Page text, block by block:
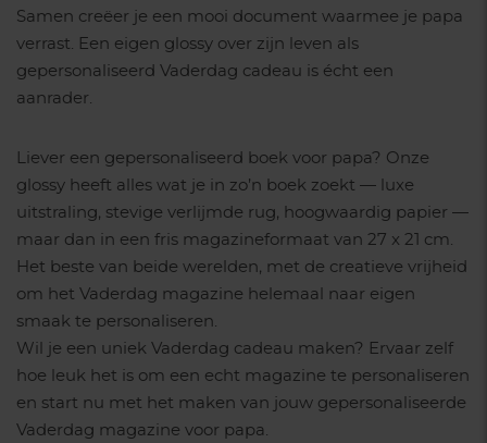
Samen creëer je een mooi document waarmee je papa
verrast. Een eigen glossy over zijn leven als
gepersonaliseerd Vaderdag cadeau is écht een
aanrader.
Liever een gepersonaliseerd boek voor papa? Onze
glossy heeft alles wat je in zo’n boek zoekt — luxe
uitstraling, stevige verlijmde rug, hoogwaardig papier —
maar dan in een fris magazineformaat van 27 x 21 cm.
Het beste van beide werelden, met de creatieve vrijheid
om het Vaderdag magazine helemaal naar eigen
smaak te personaliseren.
Wil je een uniek Vaderdag cadeau maken? Ervaar zelf
hoe leuk het is om een echt magazine te personaliseren
en start nu met het maken van jouw gepersonaliseerde
Vaderdag magazine voor papa.